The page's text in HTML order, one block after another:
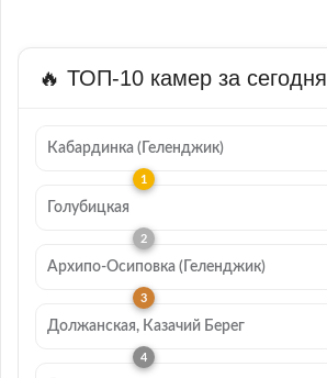
🔥 ТОП-10 камер за сегодня
Кабардинка (Геленджик)
Голубицкая
Архипо-Осиповка (Геленджик)
Должанская, Казачий Берег